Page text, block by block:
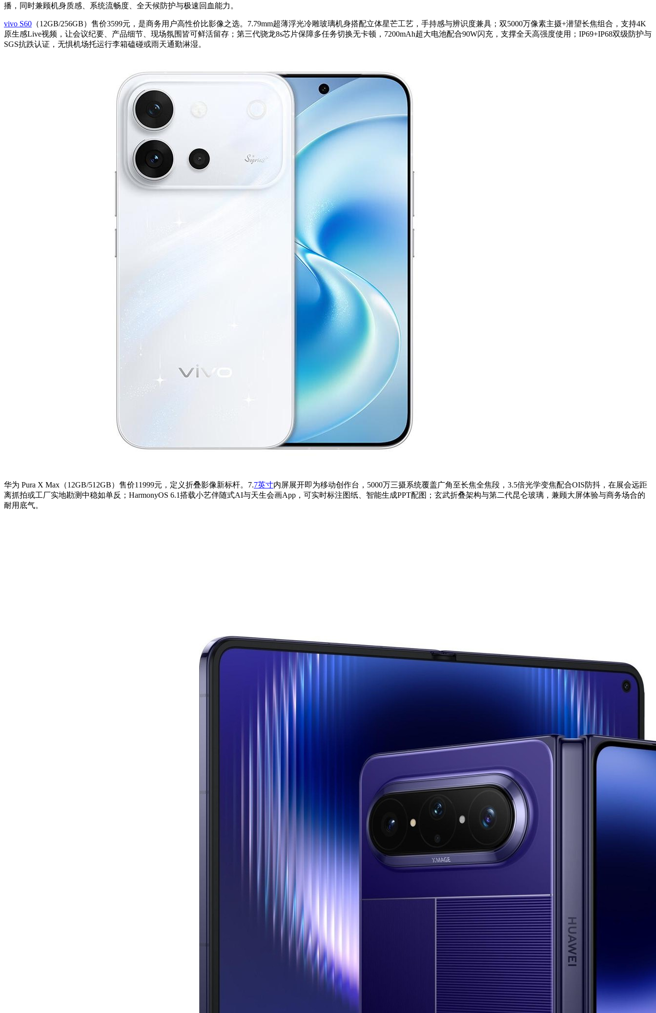
播，同时兼顾机身质感、系统流畅度、全天候防护与极速回血能力。
vivo S60 （12GB/256GB）售价3599元，是商务用户高性价比影像之选。7.79mm超薄浮光冷雕玻璃机身搭配立体星芒工艺，手持感与辨识度兼具；双5000万像素主摄+潜望长焦组合，支持4K
原生感Live视频，让会议纪要、产品细节、现场氛围皆可鲜活留存；第三代骁龙8s芯片保障多任务切换无卡顿，7200mAh超大电池配合90W闪充，支撑全天高强度使用；IP69+IP68双级防护与
SGS抗跌认证，无惧机场托运行李箱磕碰或雨天通勤淋湿。
华为 Pura X Max（12GB/512GB）售价11999元，定义折叠影像新标杆。7.7英寸内屏展开即为移动创作台，5000万三摄系统覆盖广角至长焦全焦段，3.5倍光学变焦配合OIS防抖，在展会远距
离抓拍或工厂实地勘测中稳如单反；HarmonyOS 6.1搭载小艺伴随式AI与天生会画App，可实时标注图纸、智能生成PPT配图；玄武折叠架构与第二代昆仑玻璃，兼顾大屏体验与商务场合的
耐用底气。